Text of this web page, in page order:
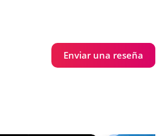
Enviar una reseña